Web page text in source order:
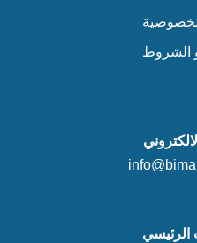
الشروط
الرئيسي